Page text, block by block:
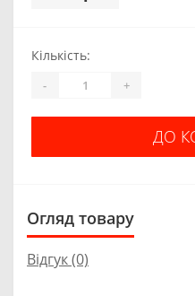
Кількість:
- +
ДО
Огляд товару
Відгук (0)